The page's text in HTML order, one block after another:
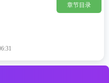
章节目录